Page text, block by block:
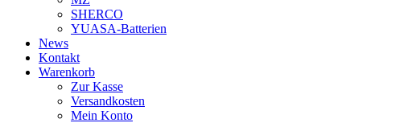
SHERCO
YUASA-Batterien
News
Kontakt
Warenkorb
Zur Kasse
Versandkosten
Mein Konto